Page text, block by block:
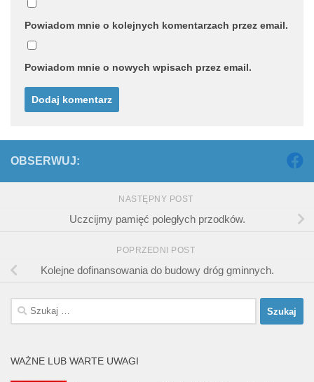
Powiadom mnie o kolejnych komentarzach przez email.
Powiadom mnie o nowych wpisach przez email.
OBSERWUJ:
NASTĘPNY POST
Uczcijmy pamięć poległych przodków.
POPRZEDNI POST
Kolejne dofinansowania do budowy dróg gminnych.
Szukaj:
WAŻNE LUB WARTE UWAGI